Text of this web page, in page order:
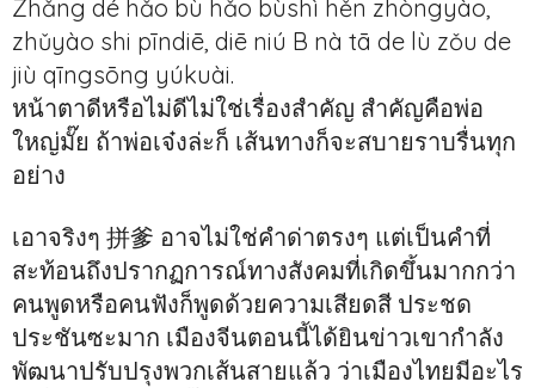
Zhǎng dé hǎo bù hǎo bùshì hěn zhòngyào,
zhǔyào shi pīndiē, diē niú B nà tā de lù zǒu de
jiù qīngsōng yúkuài.
หน้าตาดีหรือไม่ดีไม่ใช่เรื่องสำคัญ สำคัญคือพ่อ
ใหญ่มั๊ย ถ้าพ่อเจ๋งล่ะก็ เส้นทางก็จะสบายราบรื่นทุก
อย่าง
เอาจริงๆ 拼爹 อาจไม่ใช่คำด่าตรงๆ แต่เป็นคำที่
สะท้อนถึงปรากฏการณ์ทางสังคมที่เกิดขึ้นมากกว่า
คนพูดหรือคนฟังก็พูดด้วยความเสียดสี ประชด
ประชันซะมาก เมืองจีนตอนนี้ได้ยินข่าวเขากำลัง
พัฒนาปรับปรุงพวกเส้นสายแล้ว ว่าเมืองไทยมีอะไร